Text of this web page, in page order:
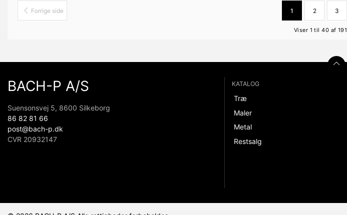
Forrige side 1 2 3
Viser 1 til 40 af 191
BACH-P A/S
Suensonsvej 5, 8600 Silkeborg
86 82 81 66
post@bach-p.dk
CVR 20932147
KATALOG
Træ
Maler
Metal
Restsalg